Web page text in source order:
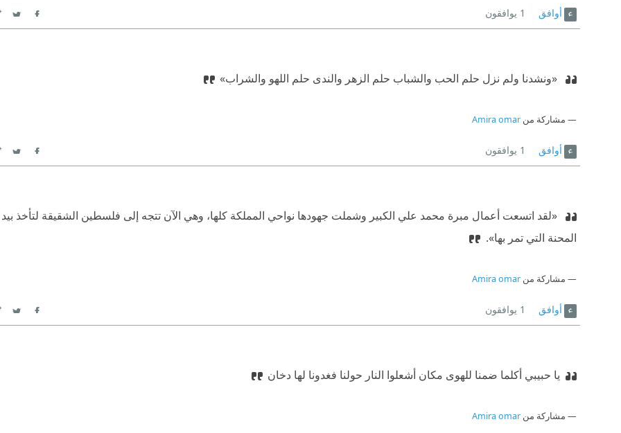
أوافق 1 يوافقون
‫ «ونشدنا ولم نزل حلم الحب والشباب ‫ حلم الزهر والندى حلم اللهو والشراب»
مشاركة منAmira omar
أوافق 1 يوافقون
«لقد اتسعت أعمال مبرة محمد علي الكبير وشملت جهودها نواحي المملكة كلها، وهي الآن تتجه إلى فلسطين الشقيقة لتأخذ
المحنة التي تمر بها».
مشاركة منAmira omar
أوافق 1 يوافقون
يا حبيبي أكلما ضمنا للهوى مكان ‫ أشعلوا النار حولنا فغدونا لها دخان
مشاركة منAmira omar